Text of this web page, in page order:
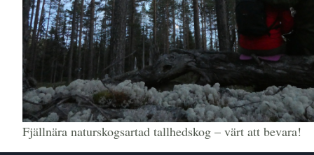
Fjällnära naturskogsartad tallhedskog – värt att bevara!